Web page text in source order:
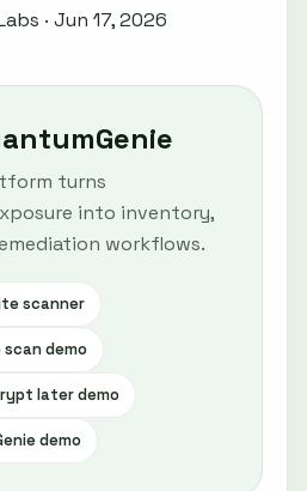
· Jun 17, 2026
turns
into inventory,
workflows.
scanner
scan demo
later demo
demo